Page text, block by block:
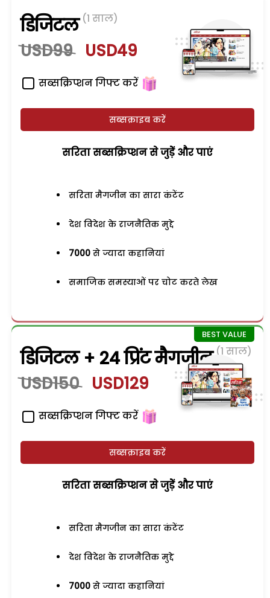
डिजिटल (1 साल)
USD99 USD49
सब्सक्रिप्शन गिफ्ट करें
सब्सक्राइब करें
सरिता सब्सक्रिप्शन से जुड़ेें और पाएं
सरिता मैगजीन का सारा कंटेंट
देश विदेश के राजनैतिक मुद्दे
7000 से ज्यादा कहानियां
समाजिक समस्याओं पर चोट करते लेख
डिजिटल + 24 प्रिंट मैगजीन (1 साल)
USD150 USD129
सब्सक्रिप्शन गिफ्ट करें
सब्सक्राइब करें
सरिता सब्सक्रिप्शन से जुड़ेें और पाएं
सरिता मैगजीन का सारा कंटेंट
देश विदेश के राजनैतिक मुद्दे
7000 से ज्यादा कहानियां